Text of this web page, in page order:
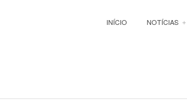
INÍCIO NOTÍCIAS